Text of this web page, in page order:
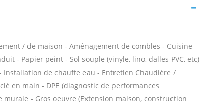
/ de maison - Aménagement de combles - Cuisine
- Papier peint - Sol souple (vinyle, lino, dalles PVC, etc)
Installation de chauffe eau - Entretien Chaudière /
en main - DPE (diagnostic de performances
- Gros oeuvre (Extension maison, construction